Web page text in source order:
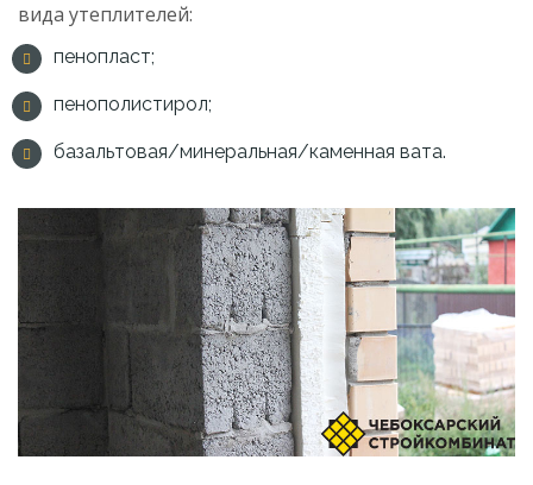
вида утеплителей:
пенопласт;
пенополистирол;
базальтовая/минеральная/каменная вата.